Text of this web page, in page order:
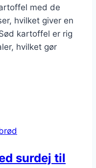
med de
hvilket giver en
kartoffel er rig
hvilket gør
surdej til